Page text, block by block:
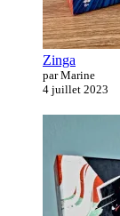
Zinga
par Marine
4 juillet 2023